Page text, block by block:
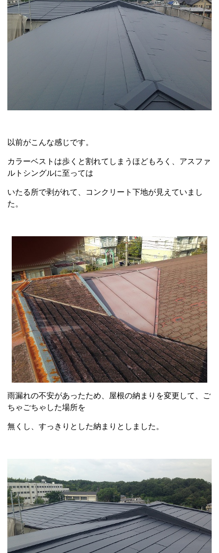
以前がこんな感じです。
カラーベストは歩くと割れてしまうほどもろく、アスファ
ルトシングルに至っては
いたる所で剥がれて、コンクリート下地が見えていまし
た。
雨漏れの不安があったため、屋根の納まりを変更して、ご
ちゃごちゃした場所を
無くし、すっきりとした納まりとしました。